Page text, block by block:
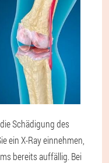
Schädigung des
ein X-Ray einnehmen,
bereits auffällig. Bei